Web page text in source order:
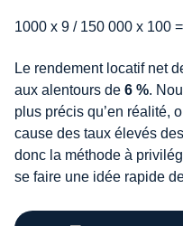
1000 x 9 / 150 000 x 100 =
Le rendement locatif net
aux alentours de 6 %.
plus précis qu’en réalité,
cause des taux élevés
donc la méthode à
se faire une idée rapide